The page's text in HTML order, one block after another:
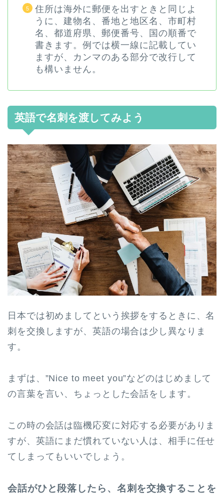
住所は海外に郵便を出すときと同じよ
うに、建物名、番地と地区名、市町村
名、都道府県、郵便番号、国の順番で
書きます。例では横一線に記載してい
ますが、カンマのある部分で改行して
も構いません。
英語で名刺を渡してみよう
日本では初めましてという挨拶をするときに、名
刺を交換しますが、英語の場合は少し異なりま
す。
まずは、”Nice to meet you”などのはじめまして
の言葉を言い、ちょっとした会話をします。
この時の会話は臨機応変に対応する必要がありま
すが、英語にまだ慣れていない人は、相手に任せ
てしまってもいいでしょう。
会話がひと段落したら、名刺を交換することを